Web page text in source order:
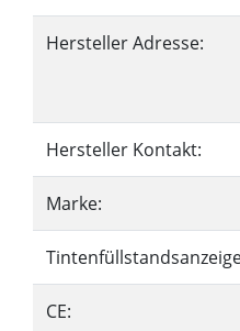
Hersteller Adresse:
Hersteller Kontakt:
Marke:
CE: